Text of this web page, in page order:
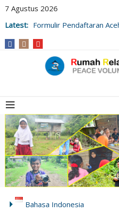
7 Agustus 2026
Latest: Formulir Pendaftaran
Bahasa Indonesia